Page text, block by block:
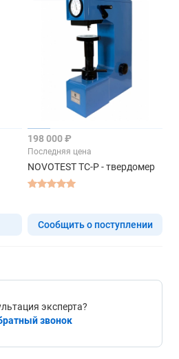
198 000 ₽
Последняя цена
NOVOTEST ТС-Р - твердомер
Сообщить о поступлении
эксперта?
звонок